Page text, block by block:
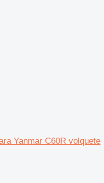
Yanmar C60R volquete